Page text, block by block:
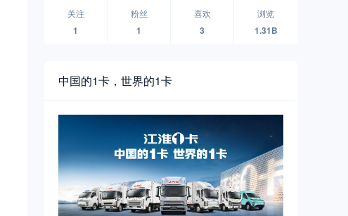
关注
1
粉丝
1
喜欢
3
浏览
1.31B
中国的1卡，世界的1卡